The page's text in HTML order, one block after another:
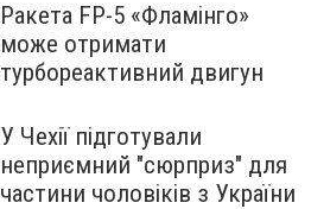
Ракета FP-5 «Фламінго»
може отримати
турбореактивний двигун
У Чехії підготували
неприємний "сюрприз" для
частини чоловіків з України